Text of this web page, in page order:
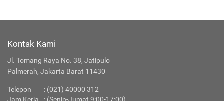
Kontak Kami
Jl. Tomang Raya No. 38, Jatipulo
Palmerah, Jakarta Barat 11430
Telepon : (021) 40000 312